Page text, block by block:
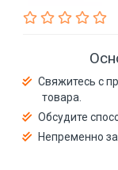
Свяжитесь с
товара.
Обсудите
Непременно